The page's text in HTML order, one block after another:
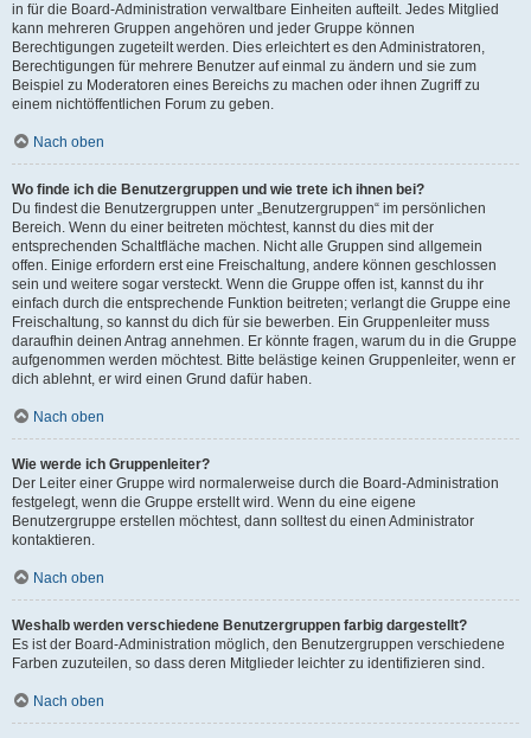
in für die Board-Administration verwaltbare Einheiten aufteilt. Jedes Mitglied
kann mehreren Gruppen angehören und jeder Gruppe können
Berechtigungen zugeteilt werden. Dies erleichtert es den Administratoren,
Berechtigungen für mehrere Benutzer auf einmal zu ändern und sie zum
Beispiel zu Moderatoren eines Bereichs zu machen oder ihnen Zugriff zu
einem nichtöffentlichen Forum zu geben.
Nach oben
Wo finde ich die Benutzergruppen und wie trete ich ihnen bei?
Du findest die Benutzergruppen unter „Benutzergruppen“ im persönlichen
Bereich. Wenn du einer beitreten möchtest, kannst du dies mit der
entsprechenden Schaltfläche machen. Nicht alle Gruppen sind allgemein
offen. Einige erfordern erst eine Freischaltung, andere können geschlossen
sein und weitere sogar versteckt. Wenn die Gruppe offen ist, kannst du ihr
einfach durch die entsprechende Funktion beitreten; verlangt die Gruppe eine
Freischaltung, so kannst du dich für sie bewerben. Ein Gruppenleiter muss
daraufhin deinen Antrag annehmen. Er könnte fragen, warum du in die Gruppe
aufgenommen werden möchtest. Bitte belästige keinen Gruppenleiter, wenn er
dich ablehnt, er wird einen Grund dafür haben.
Nach oben
Wie werde ich Gruppenleiter?
Der Leiter einer Gruppe wird normalerweise durch die Board-Administration
festgelegt, wenn die Gruppe erstellt wird. Wenn du eine eigene
Benutzergruppe erstellen möchtest, dann solltest du einen Administrator
kontaktieren.
Nach oben
Weshalb werden verschiedene Benutzergruppen farbig dargestellt?
Es ist der Board-Administration möglich, den Benutzergruppen verschiedene
Farben zuzuteilen, so dass deren Mitglieder leichter zu identifizieren sind.
Nach oben